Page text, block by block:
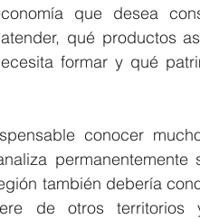
que desea
qué productos
formar y qué
conocer
permanentemente
también debería
de otros territorios